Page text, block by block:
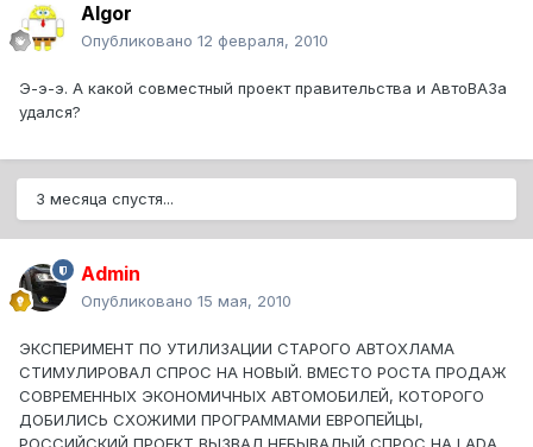
Algor
Опубликовано 12 февраля, 2010
Э-э-э. А какой совместный проект правительства и АвтоВАЗа
удался?
3 месяца спустя...
Admin
Опубликовано 15 мая, 2010
ЭКСПЕРИМЕНТ ПО УТИЛИЗАЦИИ СТАРОГО АВТОХЛАМА
СТИМУЛИРОВАЛ СПРОС НА НОВЫЙ. ВМЕСТО РОСТА ПРОДАЖ
СОВРЕМЕННЫХ ЭКОНОМИЧНЫХ АВТОМОБИЛЕЙ, КОТОРОГО
ДОБИЛИСЬ СХОЖИМИ ПРОГРАММАМИ ЕВРОПЕЙЦЫ,